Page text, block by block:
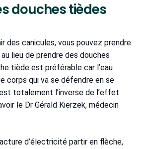
douches tièdes
des canicules, vous pouvez prendre
lieu de prendre des douches
tiède est préférable car l’eau
corps qui va se défendre en se
totalement l’inverse de l’effet
le Dr Gérald Kierzek, médecin
d’électricité partir en flèche,